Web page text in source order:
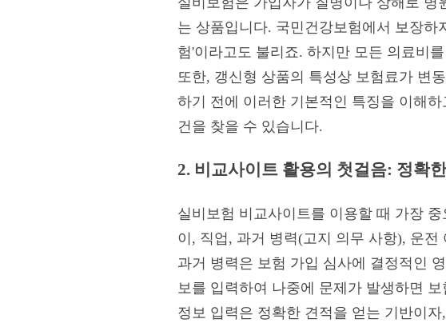
는 상품입니다. 국민건강보험에서 보장
험'이라고도 불리죠. 하지만 모든 의료비
또한, 갱신형 상품의 특성상 보험료가 변
하기 전에 이러한 기본적인 특징을 이해
건을 찾을 수 있습니다.
2. 비교사이트 활용의 첫걸음: 정확
실비보험 비교사이트를 이용할 때 가장
이, 직업, 과거 병력(고지 의무 사항), 운
과거 병력은 보험 가입 심사에 결정적인
보를 입력하여 나중에 문제가 발생하면
정보 입력은 정확한 견적을 얻는 기반이